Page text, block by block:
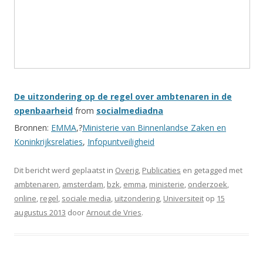
De uitzondering op de regel over ambtenaren in de
openbaarheid from socialmediadna
Bronnen: EMMA,?Ministerie van Binnenlandse Zaken en
Koninkrijksrelaties, Infopuntveiligheid
Dit bericht werd geplaatst in Overig, Publicaties en getagged met
ambtenaren, amsterdam, bzk, emma, ministerie, onderzoek,
online, regel, sociale media, uitzondering, Universiteit op 15
augustus 2013 doorArnout de Vries.